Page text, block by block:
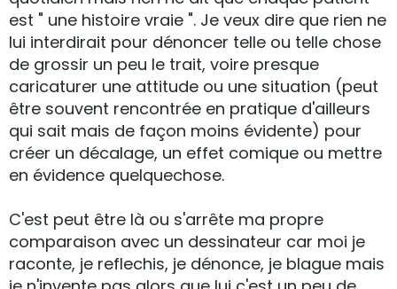
est " une histoire vraie ". Je veux dire que rien ne
lui interdirait pour dénoncer telle ou telle chose
de grossir un peu le trait, voire presque
caricaturer une attitude ou une situation (peut
être souvent rencontrée en pratique d'ailleurs
qui sait mais de façon moins évidente) pour
créer un décalage, un effet comique ou mettre
en évidence quelquechose.
C'est peut être là ou s'arrête ma propre
comparaison avec un dessinateur car moi je
raconte, je reflechis, je dénonce, je blague mais